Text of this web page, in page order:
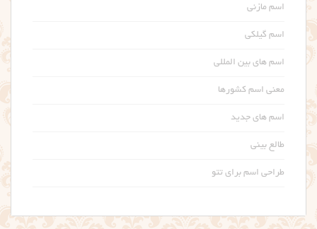
اسم مازنی
اسم گیلکی
اسم های بین المللی
معنی اسم کشورها
اسم های جدید
طالع بینی
طراحی اسم برای تتو